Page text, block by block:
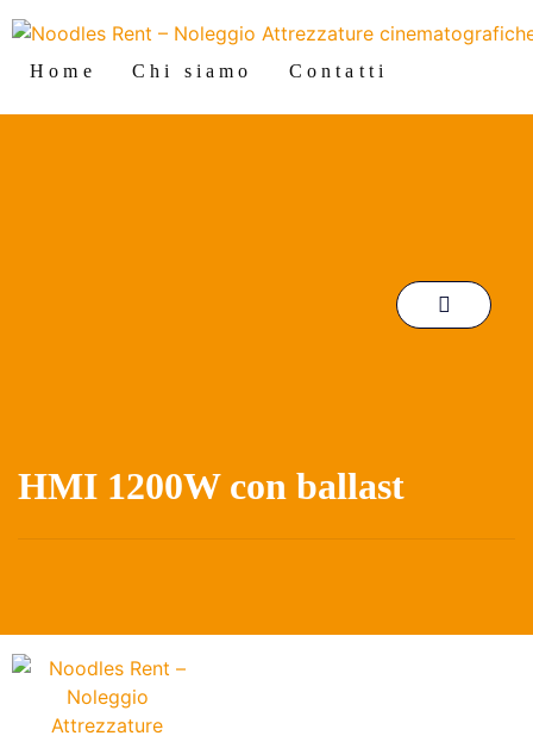
Home Chi siamo Contatti
HMI 1200W con ballast